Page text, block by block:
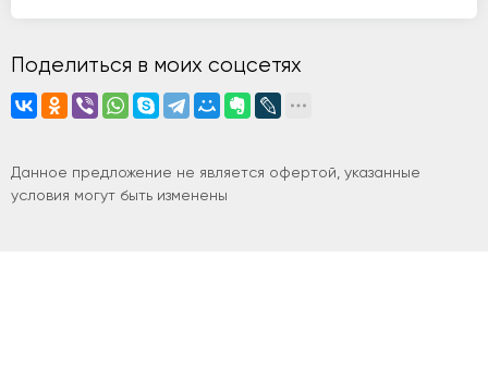
Поделиться в моих соцсетях
Данное предложение не является офертой, указанные
условия могут быть изменены